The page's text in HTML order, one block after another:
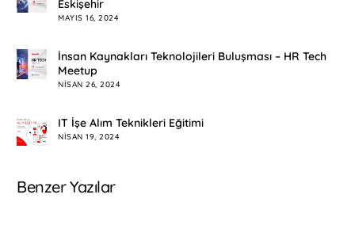
Eskişehir
MAYIS 16, 2024
İnsan Kaynakları Teknolojileri Buluşması – HR Tech
Meetup
NISAN 26, 2024
IT İşe Alım Teknikleri Eğitimi
NISAN 19, 2024
Benzer Yazılar